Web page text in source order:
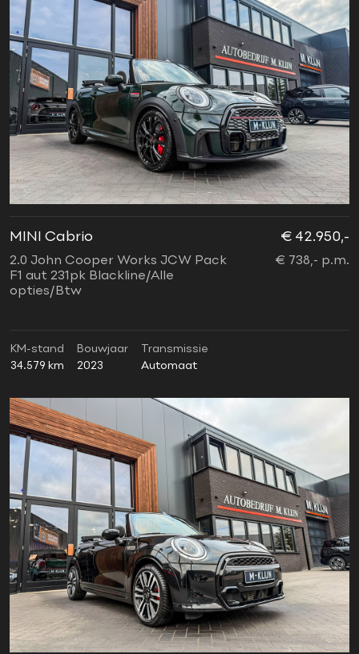
MINI Cabrio
2.0 John Cooper Works JCW Pack
F1 aut 231pk Blackline/Alle
opties/Btw
€ 42.950,-
€ 738,- p.m.
KM-stand
34.579 km
Bouwjaar
2023
Transmissie
Automaat